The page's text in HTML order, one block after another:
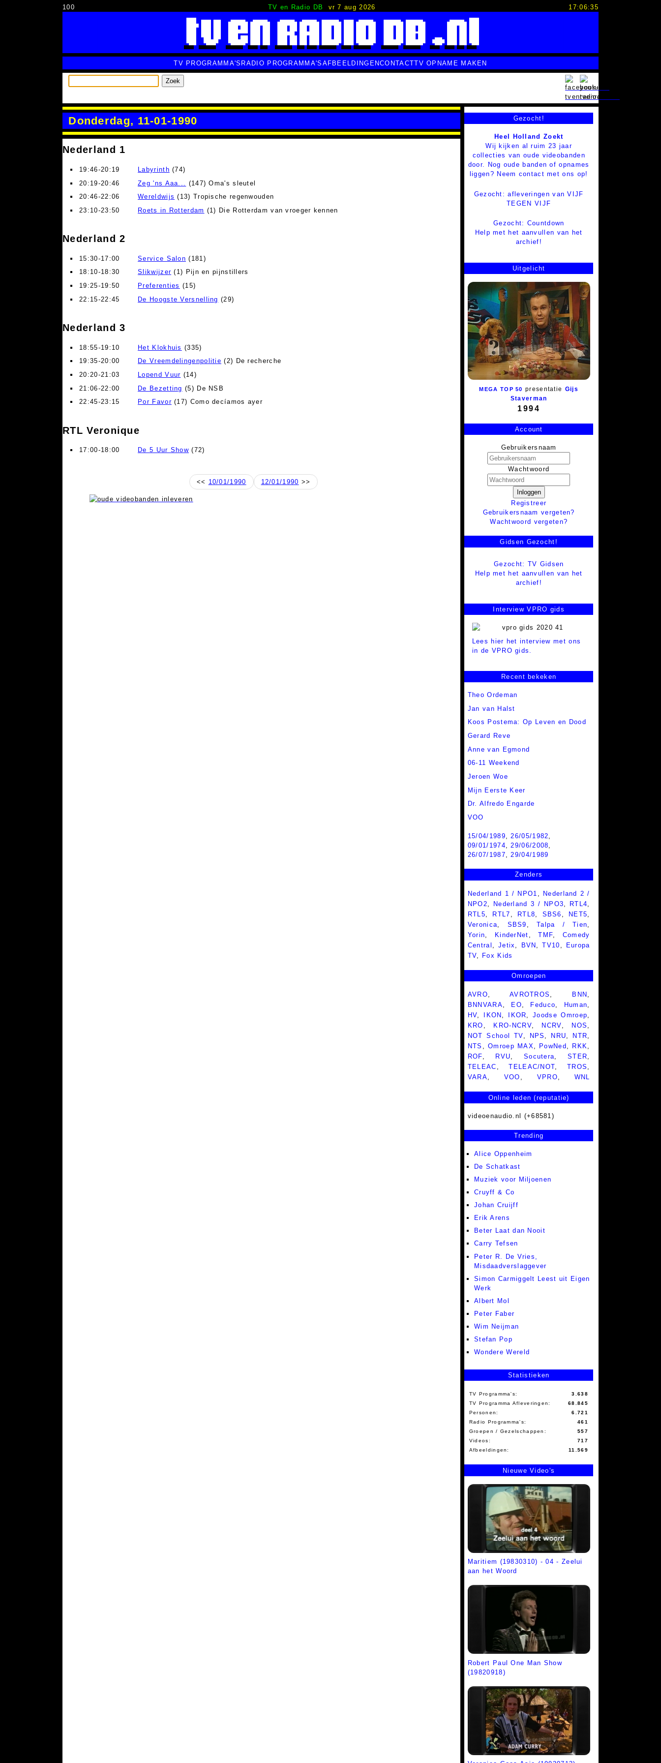
100 TV en Radio DB vr 7 aug 2026 17:06:36
TV PROGRAMMA'S RADIO PROGRAMMA'S AFBEELDINGENCONTACTTV OPNAME MAKEN
Zoek
Donderdag, 11-01-1990
Nederland 1
19:46-20:19 Labyrinth (74)
20:19-20:46
Zeg 'ns Aaa...
(147) Oma's sleutel
20:46-22:06
Wereldwijs (13) Tropische regenwouden
23:10-23:50
Roets in Rotterdam (1) Die Rotterdam van vroeger kennen
Nederland 2
15:30-17:00 Service Salon (181)
18:10-18:30
Slikwijzer (1) Pijn en pijnstillers
19:25-19:50
Preferenties (15)
22:15-22:45
De Hoogste Versnelling (29)
Nederland 3
18:55-19:10 Het Klokhuis (335)
19:35-20:00
De Vreemdelingenpolitie (2) De recherche
20:20-21:03
Lopend Vuur (14)
21:06-22:00
De Bezetting (5) De NSB
22:45-23:15
Por Favor(17) Como decíamos ayer
RTL Veronique
17:00-18:00 De 5 Uur Show (72)
<< 10/01/1990 12/01/1990 >>
Gezocht!
Heel Holland Zoekt
Wij kijken al ruim 23 jaar
collecties van oude videobanden
door. Nog oude banden of opnames
liggen? Neem contact met ons op!
Gezocht: afleveringen van VIJF
TEGEN VIJF
Gezocht: Countdown
Help met het aanvullen van het
archief!
Uitgelicht
MEGA TOP 50 presentatie
Gijs
Staverman
1994
Account
Gebruikersnaam
Wachtwoord
Inloggen
Registreer
Gebruikersnaam vergeten?
Wachtwoord vergeten?
Gidsen Gezocht!
Gezocht: TV Gidsen
Help met het aanvullen van het
archief!
Interview VPRO gids
Lees hier het interview met ons
in de VPRO gids.
Recent bekeken
Theo Ordeman
Jan van Halst
Koos Postema: Op Leven en Dood
Gerard Reve
Anne van Egmond
06-11 Weekend
Jeroen Woe
Mijn Eerste Keer
Dr. Alfredo Engarde
VOO
15/04/1989,26/05/1982,
09/01/1974,29/06/2008,
26/07/1987,29/04/1989
Zenders
Nederland 1 / NPO1
Nederland 2 /
NPO2
Nederland 3 / NPO3 RTL4
RTL5
RTL7 RTL8 SBS6 NET5
Veronica
SBS9 ,Talpa / Tien
Yorin
KinderNet ,TMF
Comedy
Central
Jetix BVN ,TV10
Europa
TV
Fox Kids
Omroepen
AVRO, AVROTROS , BNN ,
BNNVARA, EO, Feduco, Human,
HV, IKON , IKOR,Joodse Omroep,
KRO , KRO-NCRV, NCRV, NOS ,
NOT School TV, NPS , NRU, NTR,
NTS ,Omroep MAX, PowNed , RKK,
ROF, RVU, Socutera,STER,
TELEAC ,TELEAC/NOT,TROS ,
VARA, VOO , VPRO, WNL
Online leden (reputatie)
videoenaudio.nl (+68581)
Trending
Alice Oppenheim
De Schatkast
Muziek voor Miljoenen
Cruyff & Co
Johan Cruijff
Erik Arens
Beter Laat dan Nooit
Carry Tefsen
Peter R. De Vries,
Misdaadverslaggever
Simon Carmiggelt Leest uit Eigen
Werk
Albert Mol
Peter Faber
Wim Neijman
Stefan Pop
Wondere Wereld
Statistieken
TV Programma's:
3.638
TV Programma Afleveringen:
68.845
Personen:
6.721
Radio Programma's:
461
Groepen / Gezelschappen:
557
Videos:
717
Afbeeldingen:
11.569
Nieuwe Video's
Maritiem (19830310) - 04 - Zeelui
aan het Woord
Robert Paul One Man Show
(19820918)